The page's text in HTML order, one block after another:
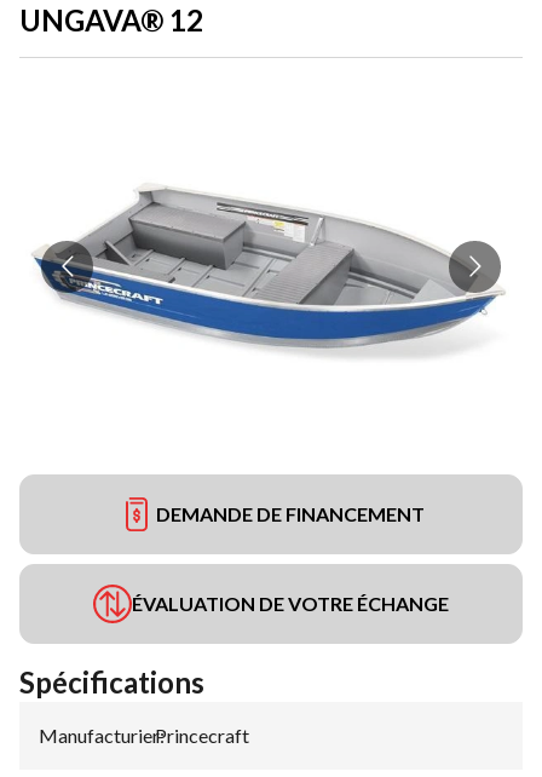
UNGAVA® 12
DEMANDE DE FINANCEMENT
ÉVALUATION DE VOTRE ÉCHANGE
Spécifications
Manufacturier:
Princecraft